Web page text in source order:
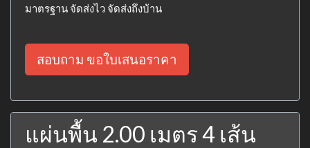
มาตรฐาน จัดส่งไว จัดส่งถึงบ้าน
สอบถาม ขอใบเสนอราคา
แผ่นพื้น 2.00 เมตร 4 เส้น